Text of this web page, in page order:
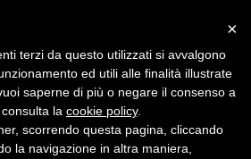
×
terzi da questo utilizzati si avvalgono
ed utili alle finalità illustrate
saperne di più o negare il consenso a
la cookie policy.
scorrendo questa pagina, cliccando
la navigazione in altra maniera,